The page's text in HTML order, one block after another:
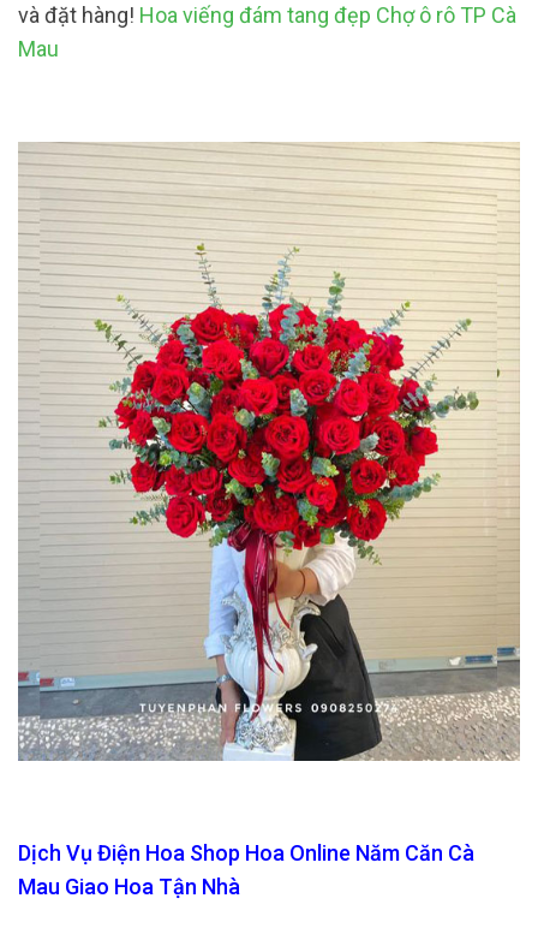
và đặt hàng! Hoa viếng đám tang đẹp Chợ ô rô TP Cà
Mau
Dịch Vụ Điện Hoa Shop Hoa Online Năm Căn Cà
Mau Giao Hoa Tận Nhà